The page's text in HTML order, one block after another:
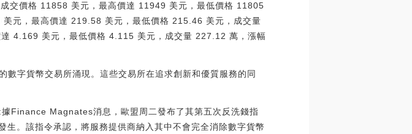
交價格 11858 美元，最高價達 11949 美元，最低價格 11805
元，最高價達 219.58 美元，最低價格 215.46 美元，成交量
4.169 美元，最低價格 4.115 美元，成交量 227.12 萬，漲幅
字貨幣交易所涌現。這些交易所在追求創新和優質服務的同
Finance Magnates消息，歐盟周二發布了其第五次反洗錢指
。該指令承認，將服務提供商納入其中不會完全消除數字貨幣